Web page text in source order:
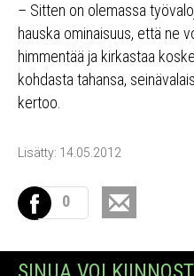
– Sitten on olemassa
hauska ominaisuus, että ne
himmentää ja kirkastaa
kohdasta tahansa,
kertoo.
Lisätty: 14.05.2012
0